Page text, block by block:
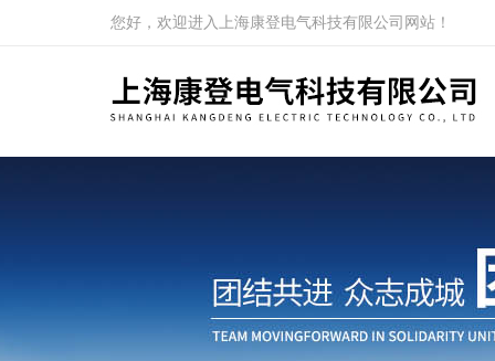
您好，欢迎进入上海康登电气科技有限公司网站！